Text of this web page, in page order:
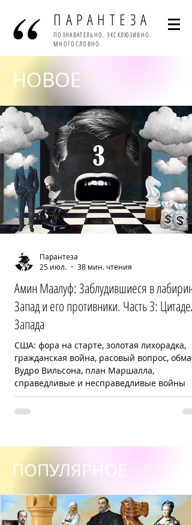
ПАРАНТЕЗА
ПОЗНАВАТЕЛЬНО. ЭКСКЛЮЗИВНО.
МНОГОСЛОВНО.
НОВОЕ
Амин Маалуф: Заблудившиеся в
Запад и его противники. Часть 3: Цитадель
Запада
США: фора на старте, золотая лихорадка,
гражданская война, расовый вопрос, обман
Вудро Вильсона, план Маршалла,
справедливые и несправедливые войны
Парантеза
25 июл.
38 мин. чтения
ПОПУЛЯРНОЕ